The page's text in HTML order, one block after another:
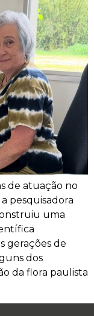
de atuação no
pesquisadora
uma
gerações de
dos
da flora paulista